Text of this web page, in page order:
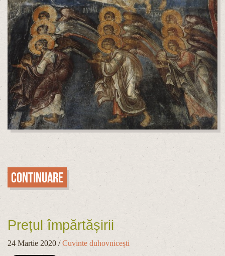
Continuare
Prețul împărtășirii
24 Martie 2020 /Cuvinte duhovnicești